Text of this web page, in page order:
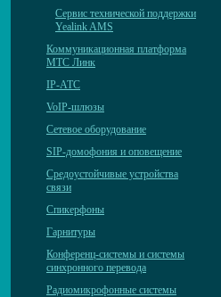
Сервис технической поддержки
Yealink AMS
Коммуникационная платформа
МТС Линк
IP-АТС
VoIP-шлюзы
Сетевое оборудование
SIP-домофония и оповещение
Средоустойчивые устройства
связи
Спикерфоны
Гарнитуры
Конференц-системы и системы
синхронного перевода
Радиомикрофонные системы